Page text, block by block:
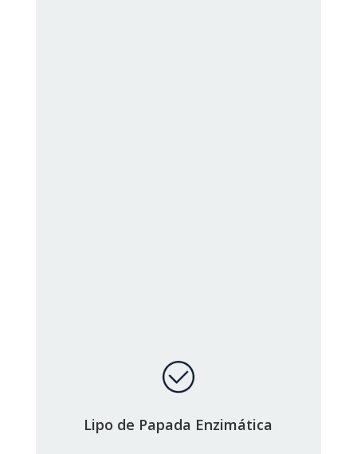
Lipo de Papada Enzimática